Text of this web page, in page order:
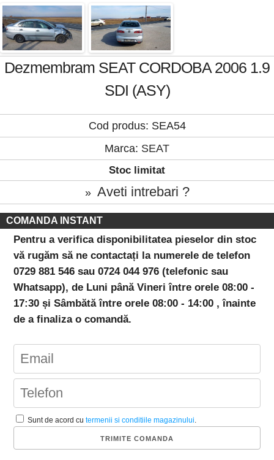
Dezmembram SEAT CORDOBA 2006 1.9
SDI (ASY)
Cod produs: SEA54
Marca: SEAT
Stoc limitat
» Aveti intrebari ?
COMANDA INSTANT
Pentru a verifica disponibilitatea pieselor din stoc
vă rugăm să ne contactați la numerele de telefon
0729 881 546 sau 0724 044 976 (telefonic sau
Whatsapp), de Luni până Vineri între orele 08:00 -
17:30 și Sâmbătă între orele 08:00 - 14:00 , înainte
de a finaliza o comandă.
Sunt de acord cutermenii si conditiile magazinului.